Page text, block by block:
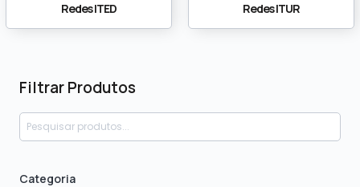
Redes ITED Redes ITUR
Filtrar Produtos
Categoria